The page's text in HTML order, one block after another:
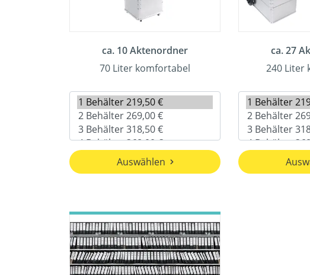
ca. 10 Aktenordner
70 Liter komfortabel
Auswählen
ca. 27
240 Liter